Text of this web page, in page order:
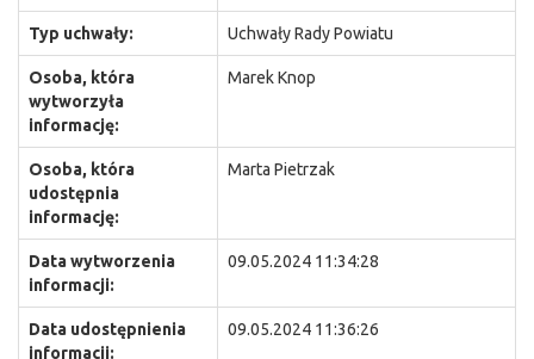
Typ uchwały: Uchwały Rady Powiatu
Osoba, która
wytworzyła
informację:
Marek Knop
Osoba, która
udostępnia
informację:
Marta Pietrzak
Data wytworzenia
informacji:
09.05.2024 11:34:28
Data udostępnienia
informacji:
09.05.2024 11:36:26